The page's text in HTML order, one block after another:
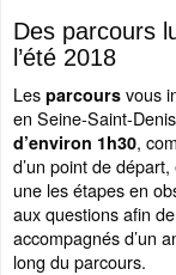
Des parcours
l’été 2018
Les parcours vous
en Seine-Saint-
d’environ 1h30,
d’un point de
une les étapes en
aux questions afin
accompagnés d’un
long du parcours.